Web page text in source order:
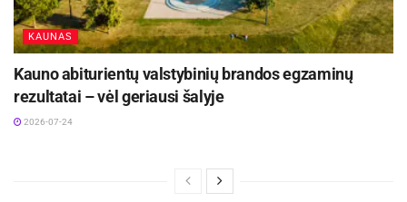
KAUNAS
Kauno abiturientų valstybinių brandos egzaminų
rezultatai – vėl geriausi šalyje
2026-07-24